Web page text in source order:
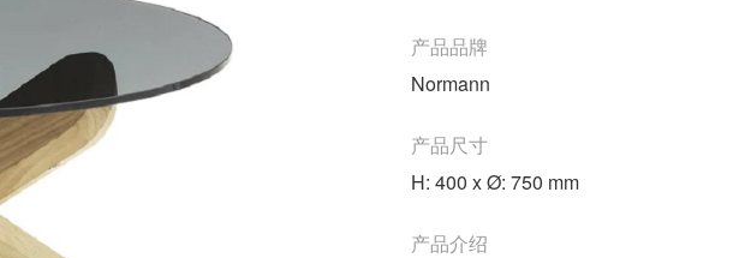
产品品牌
Normann
产品尺寸
H: 400 x Ø: 750 mm
产品介绍